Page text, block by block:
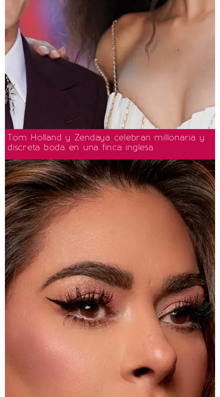
Tom Holland y Zendaya celebran millonaria y
discreta boda en una finca inglesa